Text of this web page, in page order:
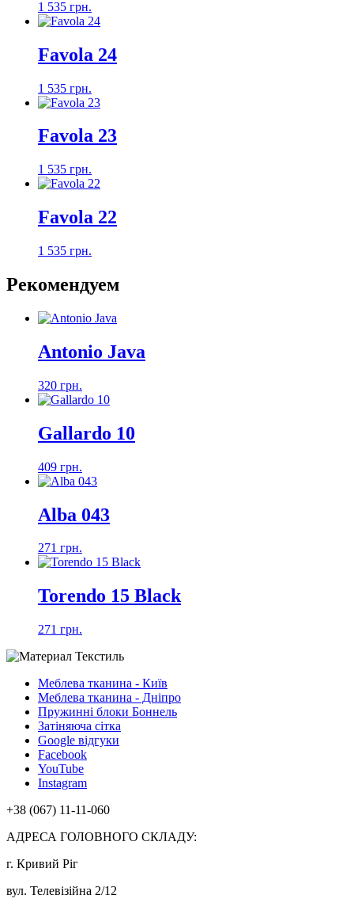
1 535 грн.
Favola 24
1 535 грн.
Favola 23
1 535 грн.
Favola 22
1 535 грн.
Рекомендуем
Antonio Java
320 грн.
Gallardo 10
409 грн.
Alba 043
271 грн.
Torendo 15 Black
271 грн.
Меблева тканина - Київ
Меблева тканина - Дніпро
Пружинні блоки Боннель
Затіняюча сітка
Google відгуки
Facebook
YouTube
Instagram
+38 (067) 11-11-060
АДРЕСА ГОЛОВНОГО СКЛАДУ:
г. Кривий Ріг
вул. Телевізійна 2/12